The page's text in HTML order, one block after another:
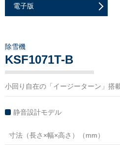
電子版
除雪機
KSF1071T-B
小回り自在の「イージーターン」搭
静音設計モデル
寸法（長さ×幅×高さ）（mm）